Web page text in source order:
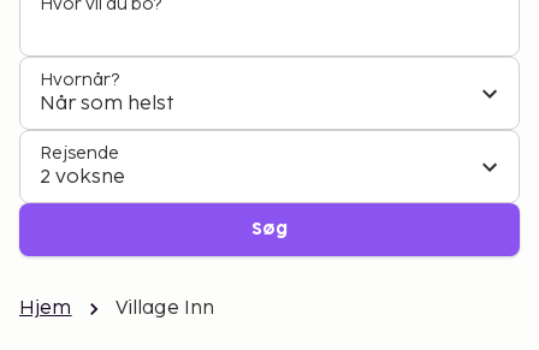
Hvor vil du bo?
Hvornår?
Når som helst
Rejsende
2 voksne
Søg
Hjem Village Inn